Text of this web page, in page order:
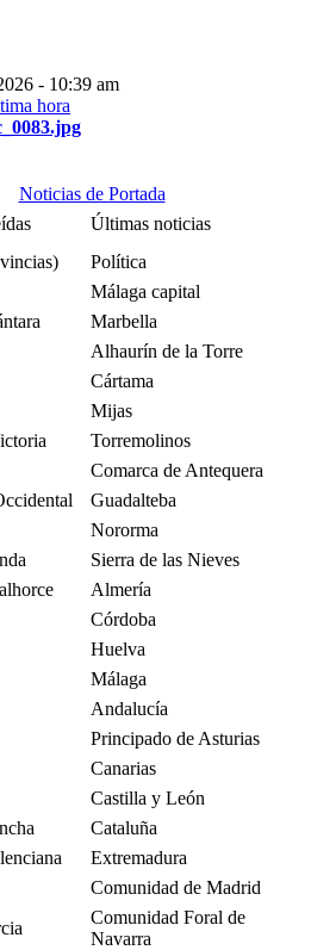
- 10:39 am
Noticias de Portada
Últimas noticias
Política
Málaga capital
Marbella
Alhaurín de la Torre
Cártama
Mijas
Torremolinos
Comarca de Antequera
Guadalteba
Nororma
Sierra de las Nieves
Almería
Córdoba
Huelva
Málaga
Andalucía
Principado de Asturias
Canarias
Castilla y León
Cataluña
Extremadura
Comunidad de Madrid
Comunidad Foral de
Navarra